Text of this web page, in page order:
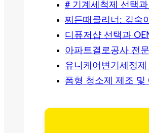
# 기계세척제 선택
찌든때클리너: 깊숙
디퓨저샵 선택과
아파트결로공사 전
유니케어변기세정
폼형 청소제 제조 및